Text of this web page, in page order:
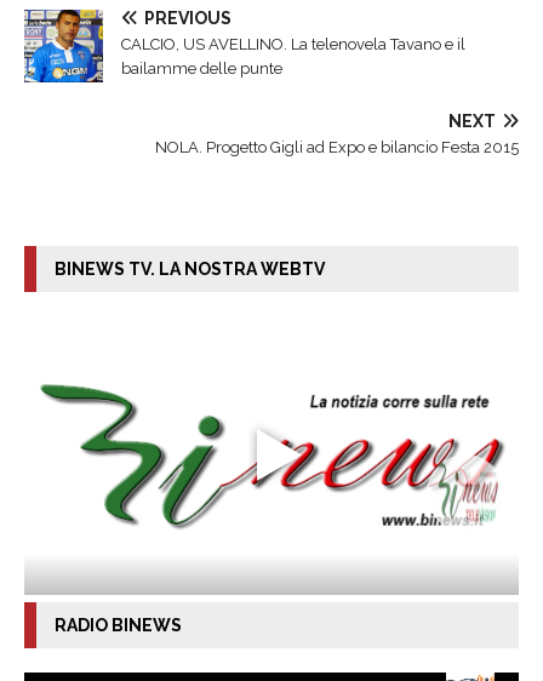
PREVIOUS
CALCIO, US AVELLINO. La telenovela Tavano e il
bailamme delle punte
NEXT
NOLA. Progetto Gigli ad Expo e bilancio Festa 2015
BINEWS TV. LA NOSTRA WEBTV
RADIO BINEWS